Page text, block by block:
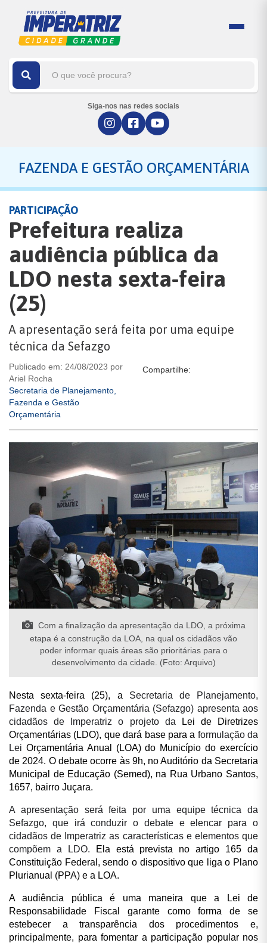
Siga-nos nas redes sociais
FAZENDA E GESTÃO ORÇAMENTÁRIA
PARTICIPAÇÃO
Prefeitura realiza
audiência pública da
LDO nesta sexta-feira
(25)
A apresentação será feita por uma equipe
técnica da Sefazgo
Publicado em: 24/08/2023 por
Ariel Rocha
Secretaria de Planejamento,
Fazenda e Gestão
Orçamentária
Compartilhe:
Com a finalização da apresentação da LDO, a próxima
etapa é a construção da LOA, na qual os cidadãos vão
poder informar quais áreas são prioritárias para o
desenvolvimento da cidade. (Foto: Arquivo)
Nesta sexta-feira (25), a Secretaria de Planejamento,
Fazenda e Gestão Orçamentária (Sefazgo) apresenta aos
cidadãos de Imperatriz o projeto da
Lei de Diretrizes
Orçamentárias (LDO), que dará base para a formulação da
Lei Orçamentária Anual (LOA) do Município do exercício
de 2024. O debate ocorre às 9h, no Auditório da Secretaria
Municipal de Educação (Semed), na Rua Urbano Santos,
1657, bairro Juçara.
A apresentação será feita por uma equipe técnica da
Sefazgo, que irá conduzir o debate e elencar para o
cidadãos de Imperatriz as características e elementos que
compõem a LDO.
Ela está prevista no artigo 165 da
Constituição Federal, sendo o dispositivo que liga o Plano
Plurianual (PPA) e a LOA.
A audiência pública é uma maneira que a Lei de
Responsabilidade Fiscal garante como forma de se
estebecer a transparência dos procedimentos e,
principalmente, para fomentar a participação popular nos